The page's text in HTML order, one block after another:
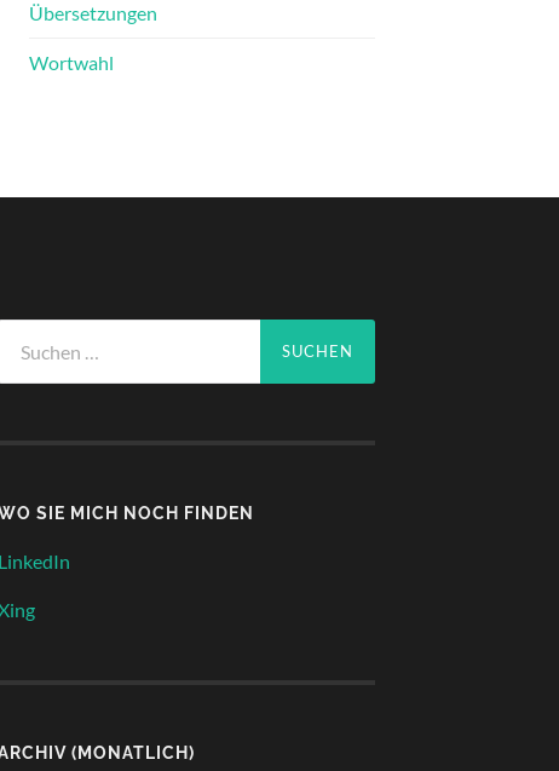
Übersetzungen
Wortwahl
nach:
SIE MICH NOCH FINDEN
LinkedIn
(MONATLICH)